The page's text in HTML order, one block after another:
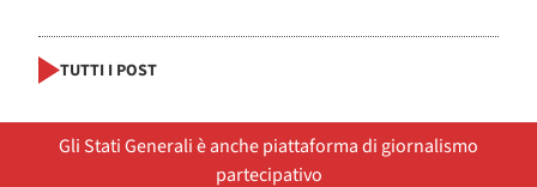
TUTTI I POST
Gli Stati Generali è anche piattaforma di giornalismo
partecipativo